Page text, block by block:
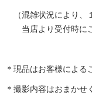
（混雑状況により、１
当店より受付時にご
＊現品はお客様による
＊撮影内容はおまかせ